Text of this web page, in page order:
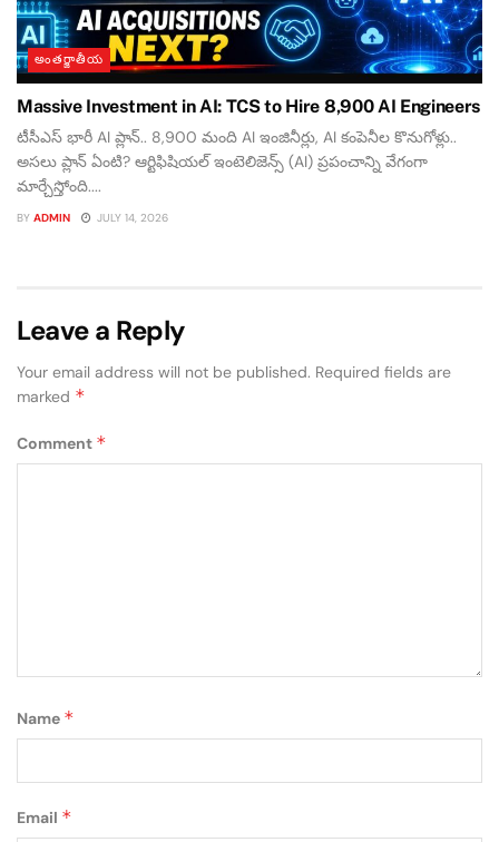
అంతర్జాతీయ
Massive Investment in AI: TCS to Hire 8,900 AI Engineers
టీసీఎస్ భారీ AI ప్లాన్.. 8,900 మంది AI ఇంజినీర్లు, AI కంపెనీల కొనుగోళ్లు..
అసలు ప్లాన్ ఏంటి? ఆర్టిఫిషియల్ ఇంటెలిజెన్స్ (AI) ప్రపంచాన్ని వేగంగా
మార్చేస్తోంది....
BY ADMIN JULY 14, 2026
Leave a Reply
Your email address will not be published. Required fields are
marked *
Comment *
Name *
Email *